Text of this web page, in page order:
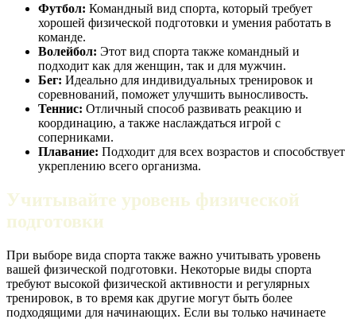
Футбол: Командный вид спорта, который требует
хорошей физической подготовки и умения работать в
команде.
Волейбол: Этот вид спорта также командный и
подходит как для женщин, так и для мужчин.
Бег: Идеально для индивидуальных тренировок и
соревнований, поможет улучшить выносливость.
Теннис: Отличный способ развивать реакцию и
координацию, а также наслаждаться игрой с
соперниками.
Плавание: Подходит для всех возрастов и способствует
укреплению всего организма.
Учитывайте уровень физической
подготовки
При выборе вида спорта также важно учитывать уровень
вашей физической подготовки. Некоторые виды спорта
требуют высокой физической активности и регулярных
тренировок, в то время как другие могут быть более
подходящими для начинающих. Если вы только начинаете